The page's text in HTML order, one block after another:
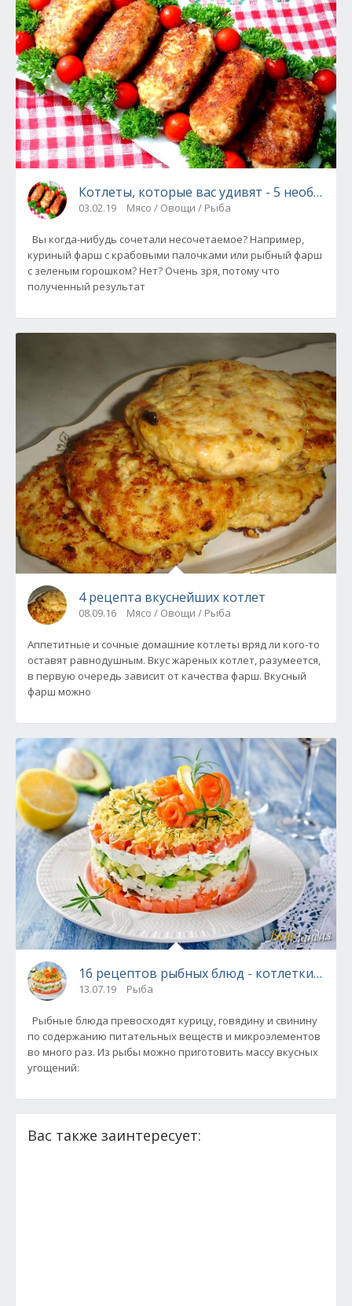
Котлеты, которые вас удивят - 5
03.02.19 Мясо / Овощи / Рыба
Вы когда-нибудь сочетали несочетаемое? Например,
куриный фарш с крабовыми палочками или рыбный фарш
с зеленым горошком? Нет? Очень зря, потому что
полученный результат
4 рецепта вкуснейших котлет
08.09.16 Мясо / Овощи / Рыба
Аппетитные и сочные домашние котлеты вряд ли кого-то
оставят равнодушным. Вкус жареных котлет, разумеется,
в первую очередь зависит от качества фарш. Вкусный
фарш можно
16 рецептов рыбных блюд - котлетки,
13.07.19 Рыба
Рыбные блюда превосходят курицу, говядину и свинину
по содержанию питательных веществ и микроэлементов
во много раз. Из рыбы можно приготовить массу вкусных
угощений:
Вас также заинтересует: